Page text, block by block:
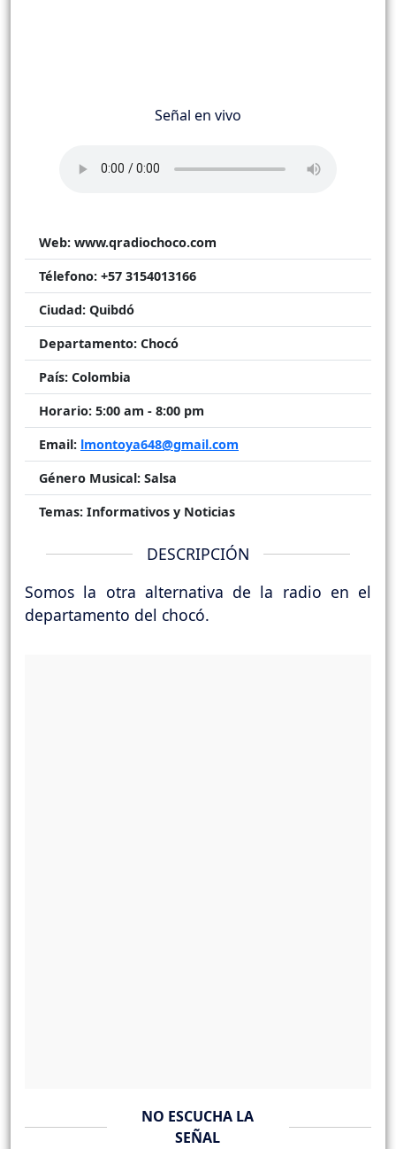
Señal en vivo
Web: www.qradiochoco.com
Télefono: +57 3154013166
Ciudad: Quibdó
Departamento: Chocó
País: Colombia
Horario: 5:00 am - 8:00 pm
Email: lmontoya648@gmail.com
Género Musical: Salsa
Temas: Informativos y Noticias
DESCRIPCIÓN
Somos la otra alternativa de la radio en el
departamento del chocó.
NO ESCUCHA LA
SEÑAL